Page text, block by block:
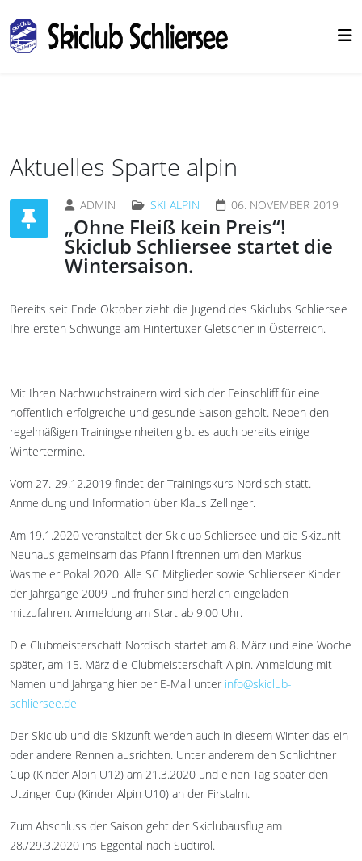
Aktuelles Sparte alpin
ADMIN SKI ALPIN 06. NOVEMBER 2019
„Ohne Fleiß kein Preis“!
Skiclub Schliersee startet die
Wintersaison.
Bereits seit Ende Oktober zieht die Jugend des Skiclubs Schliersee
Ihre ersten Schwünge am Hintertuxer Gletscher in Österreich.
Mit Ihren Nachwuchstrainern wird sich der Feinschliff für eine
hoffentlich erfolgreiche und gesunde Saison geholt. Neben den
regelmäßigen Trainingseinheiten gibt es auch bereits einige
Wintertermine.
Vom 27.-29.12.2019 findet der Trainingskurs Nordisch statt.
Anmeldung und Information über Klaus Zellinger.
Am 19.1.2020 veranstaltet der Skiclub Schliersee und die Skizunft
Neuhaus gemeinsam das Pfanniliftrennen um den Markus
Wasmeier Pokal 2020. Alle SC Mitglieder sowie Schlierseer Kinder
der Jahrgänge 2009 und früher sind herzlich eingeladen
mitzufahren. Anmeldung am Start ab 9.00 Uhr.
Die Clubmeisterschaft Nordisch startet am 8. März und eine Woche
später, am 15. März die Clubmeisterschaft Alpin. Anmeldung mit
Namen und Jahrgang hier per E-Mail unter info@skiclub-
schliersee.de
Der Skiclub und die Skizunft werden auch in diesem Winter das ein
oder andere Rennen ausrichten. Unter anderem den Schlichtner
Cup (Kinder Alpin U12) am 21.3.2020 und einen Tag später den
Utzinger Cup (Kinder Alpin U10) an der Firstalm.
Zum Abschluss der Saison geht der Skiclubausflug am
28./29.3.2020 ins Eggental nach Südtirol.